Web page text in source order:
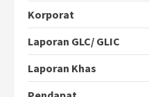
Korporat
Laporan GLC/ GLIC
Laporan Khas